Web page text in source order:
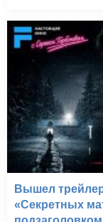
Вышел
«Секретных